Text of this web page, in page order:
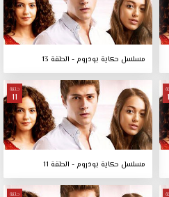
مسلسل حكاية بودروم - الحلقة 13
حلقة
11
مسلسل حكاية بودروم - الحلقة 11
حلقة